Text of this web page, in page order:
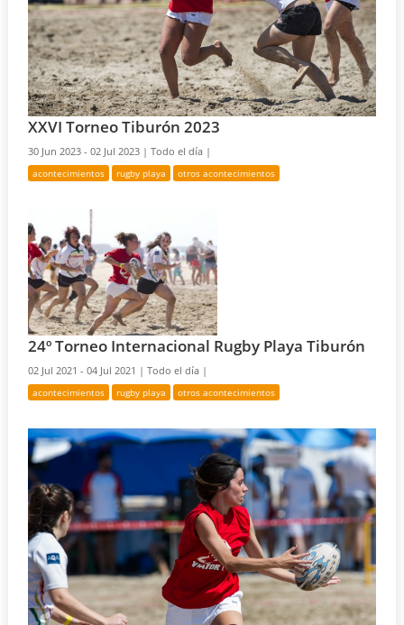
XXVI Torneo Tiburón 2023
30 Jun 2023 - 02 Jul 2023 |Todo el día |
acontecimientos rugby playa otros acontecimientos
24º Torneo Internacional Rugby Playa Tiburón
02 Jul 2021 - 04 Jul 2021 |Todo el día |
acontecimientos rugby playa otros acontecimientos